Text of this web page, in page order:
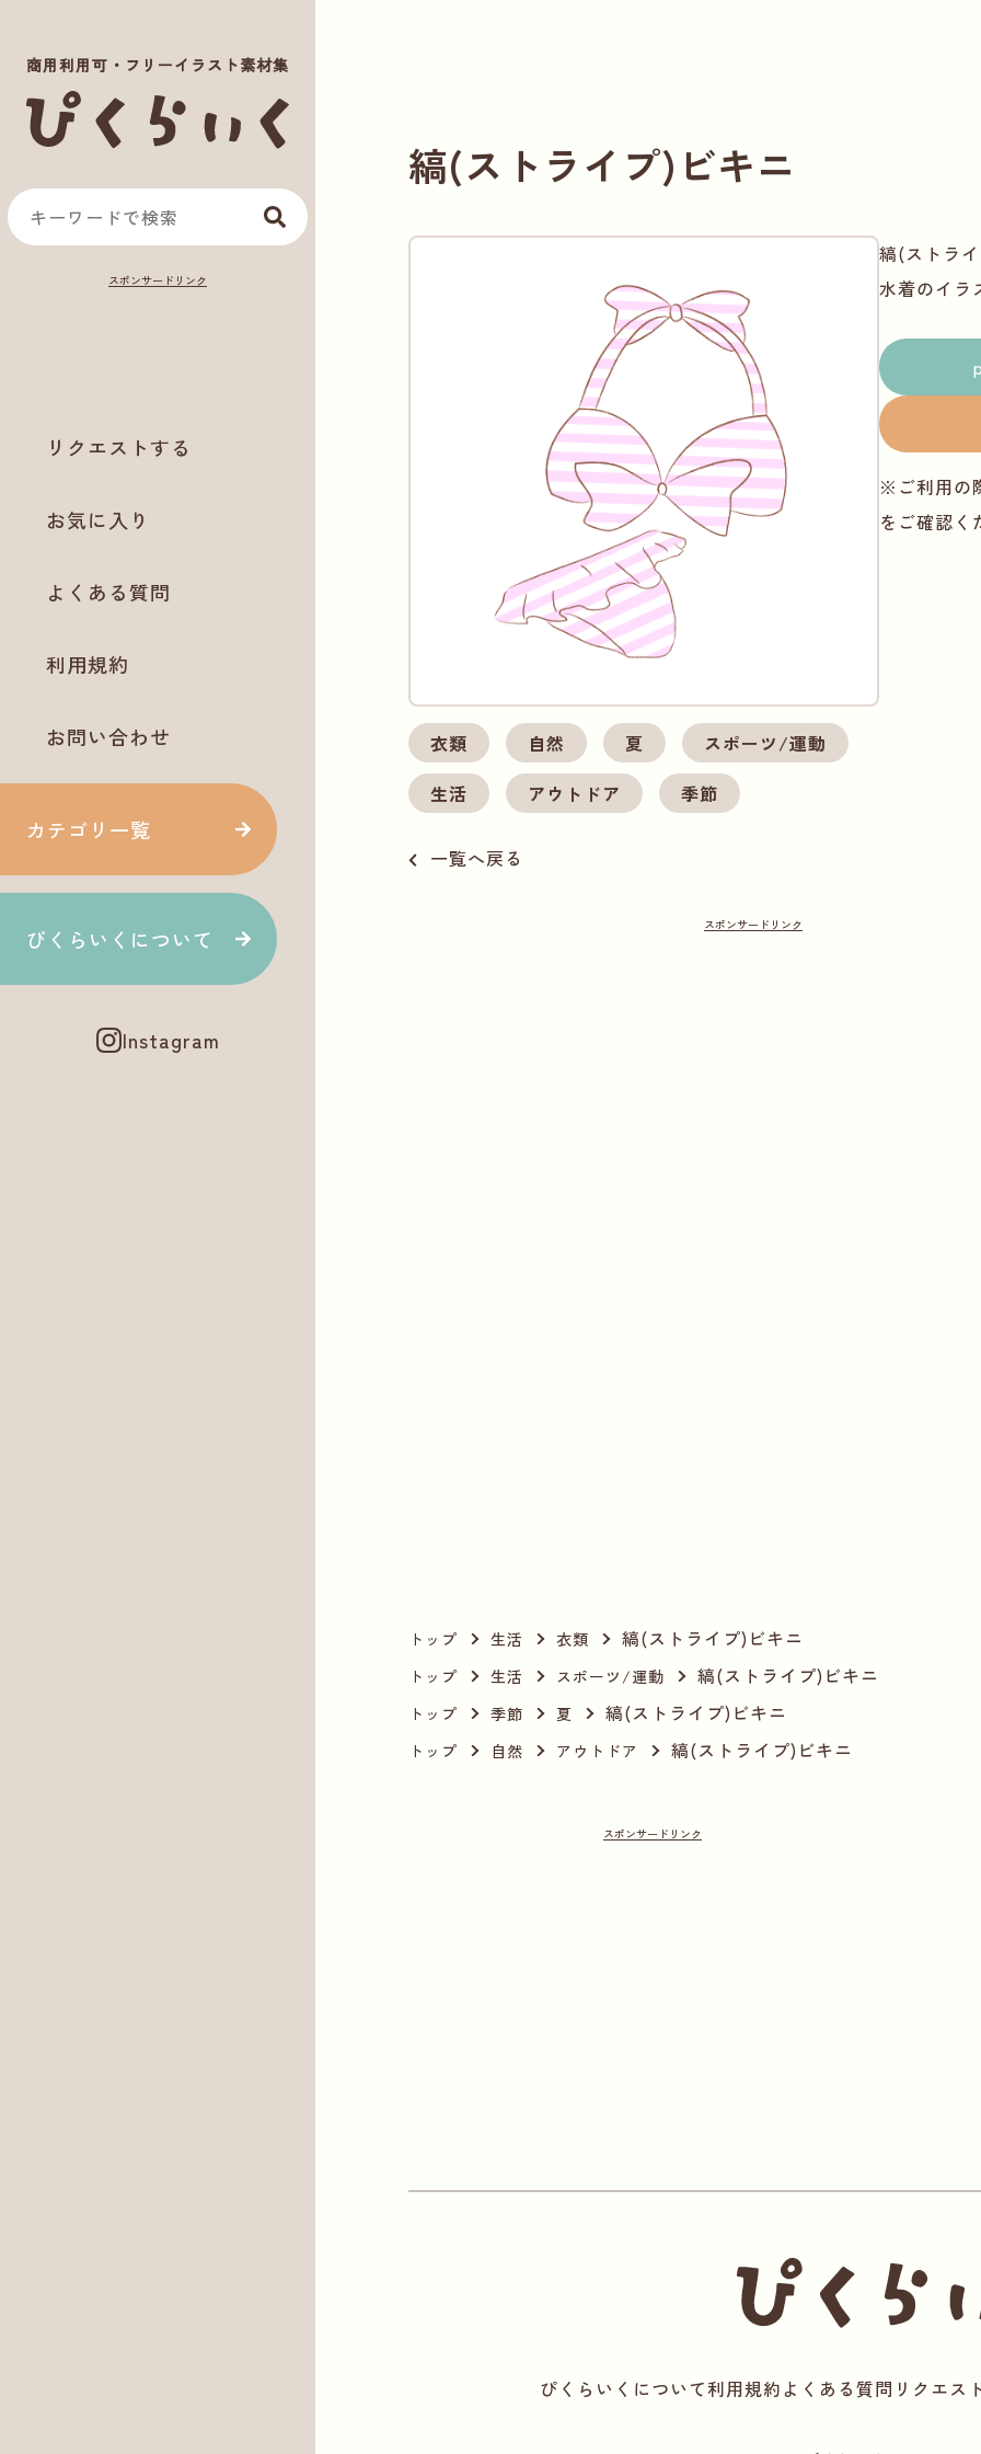
商用利用可・フリーイラスト素材集
リクエストする
お気に入り
よくある質問
利用規約
お問い合わせ
カテゴリ一覧
ぴくらいくについて
Instagram
縞(ストライプ)ビキニ
衣類 自然 夏
スポーツ/運動
生活
アウトドア 季節
縞(ストラ
水着のイラ
※ご利用の
をご確認く
一覧へ戻る
トップ 生活 衣類 縞(ストライプ)ビキニ
トップ 生活 スポーツ/運動 縞(ストライプ)ビキニ
トップ 季節 夏 縞(ストライプ)ビキニ
トップ 自然 アウトドア 縞(ストライプ)ビキニ
ぴくらいくについて利用規約よくある質問 リクエス